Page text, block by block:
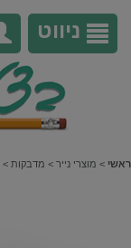
ניווט
ראשי > מוצרי נייר > מדבקות >